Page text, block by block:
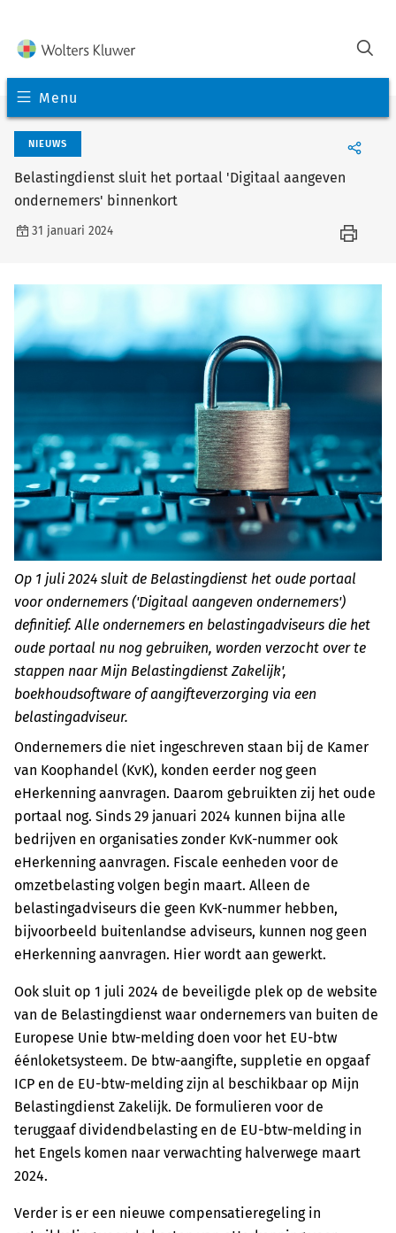
Menu
NIEUWS
Belastingdienst sluit het portaal 'Digitaal aangeven
ondernemers' binnenkort
31 januari 2024
Op 1 juli 2024 sluit de Belastingdienst het oude portaal
voor ondernemers ('Digitaal aangeven ondernemers')
definitief. Alle ondernemers en belastingadviseurs die het
oude portaal nu nog gebruiken, worden verzocht over te
stappen naar Mijn Belastingdienst Zakelijk',
boekhoudsoftware of aangifteverzorging via een
belastingadviseur.
Ondernemers die niet ingeschreven staan bij de Kamer
van Koophandel (KvK), konden eerder nog geen
eHerkenning aanvragen. Daarom gebruikten zij het oude
portaal nog. Sinds 29 januari 2024 kunnen bijna alle
bedrijven en organisaties zonder KvK-nummer ook
eHerkenning aanvragen. Fiscale eenheden voor de
omzetbelasting volgen begin maart. Alleen de
belastingadviseurs die geen KvK-nummer hebben,
bijvoorbeeld buitenlandse adviseurs, kunnen nog geen
eHerkenning aanvragen. Hier wordt aan gewerkt.
Ook sluit op 1 juli 2024 de beveiligde plek op de website
van de Belastingdienst waar ondernemers van buiten de
Europese Unie btw-melding doen voor het EU-btw
éénloketsysteem. De btw-aangifte, suppletie en opgaaf
ICP en de EU-btw-melding zijn al beschikbaar op Mijn
Belastingdienst Zakelijk. De formulieren voor de
teruggaaf dividendbelasting en de EU-btw-melding in
het Engels komen naar verwachting halverwege maart
2024.
Verder is er een nieuwe compensatieregeling in